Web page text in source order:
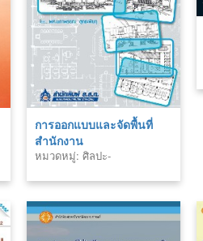
การออกแบบและจัดพื้นที่
สำนักงาน
หมวดหมู่: ศิลปะ-